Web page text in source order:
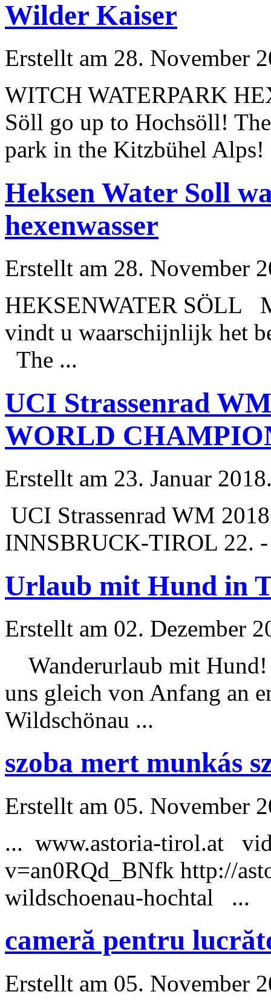
Wilder Kaiser
Erstellt am 28. November
WITCH WATERPARK
Söll go up to Hochsöll!
park in the Kitzbühel
Heksen Water Soll
hexenwasser
Erstellt am 28. November
HEKSENWATER SÖLL
vindt u waarschijnlijk het
The ...
UCI Strassenrad
WORLD
Erstellt am 23. Januar
UCI Strassenrad WM
INNSBRUCK-TIROL 22. -
Urlaub mit Hund in
Erstellt am 02. Dezember
Wanderurlaub mit
uns gleich von Anfang an
Wildschönau ...
szoba mert munkás
Erstellt am 05. November
... www.astoria-tirol.at
v=an0RQd_BNfk http://
wildschoenau-hochtal ...
cameră pentru
Erstellt am 05. November